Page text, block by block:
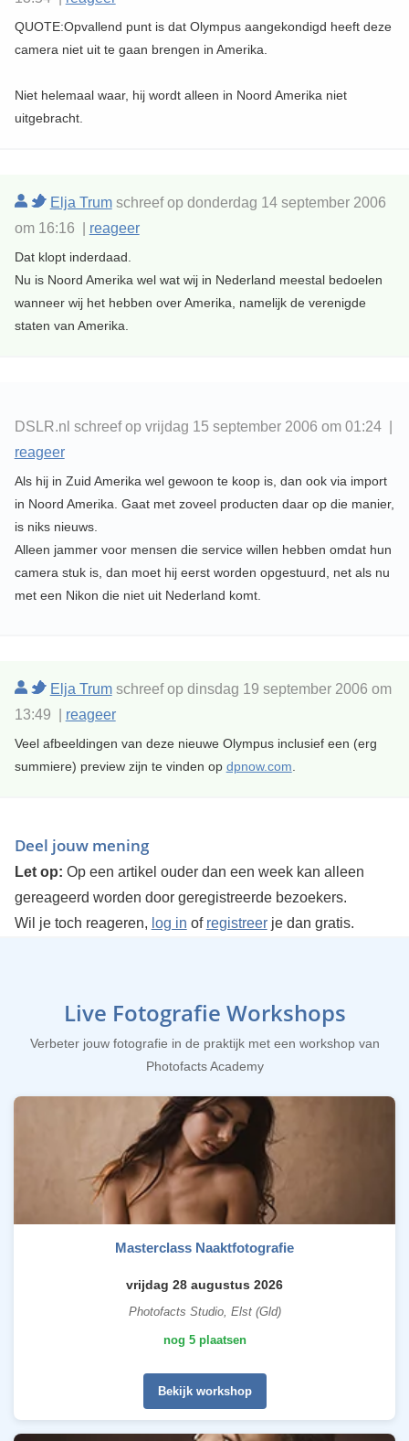
QUOTE:Opvallend punt is dat Olympus aangekondigd heeft deze
camera niet uit te gaan brengen in Amerika.
Niet helemaal waar, hij wordt alleen in Noord Amerika niet
uitgebracht.
Elja Trumschreef op donderdag 14 september 2006
om 16:16 | reageer
Dat klopt inderdaad.
Nu is Noord Amerika wel wat wij in Nederland meestal bedoelen
wanneer wij het hebben over Amerika, namelijk de verenigde
staten van Amerika.
DSLR.nl schreef op vrijdag 15 september 2006 om 01:24 |
reageer
Als hij in Zuid Amerika wel gewoon te koop is, dan ook via import
in Noord Amerika. Gaat met zoveel producten daar op die manier,
is niks nieuws.
Alleen jammer voor mensen die service willen hebben omdat hun
camera stuk is, dan moet hij eerst worden opgestuurd, net als nu
met een Nikon die niet uit Nederland komt.
Elja Trumschreef op dinsdag 19 september 2006 om
13:49 | reageer
Veel afbeeldingen van deze nieuwe Olympus inclusief een (erg
summiere) preview zijn te vinden op dpnow.com
Deel jouw mening
Let op: Op een artikel ouder dan een week kan alleen
gereageerd worden door geregistreerde bezoekers.
Wil je toch reageren, log in of registreerje dan gratis.
Live Fotografie Workshops
Verbeter jouw fotografie in de praktijk met een workshop van
Photofacts Academy
Masterclass Naaktfotografie
vrijdag 28 augustus 2026
Photofacts Studio, Elst (Gld)
nog 5 plaatsen
Bekijk workshop